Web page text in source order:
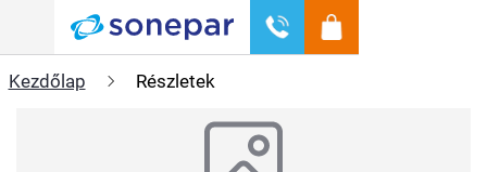
Kezdőlap
Részletek